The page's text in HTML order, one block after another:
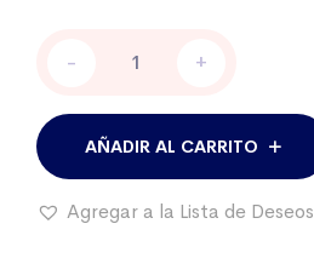
Walmur
FastClip,
12
volts.
recargable
- +
AÑADIR AL CARRITO
Agregar a la Lista de Deseos